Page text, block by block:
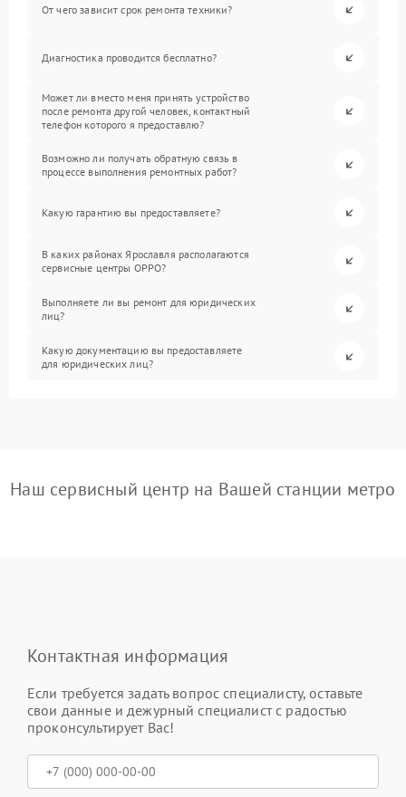
От чего зависит срок ремонта техники?
Диагностика проводится бесплатно?
Может ли вместо меня принять устройство
после ремонта другой человек, контактный
телефон которого я предоставлю?
Возможно ли получать обратную связь в
процессе выполнения ремонтных работ?
Какую гарантию вы предоставляете?
В каких районах Ярославля располагаются
сервисные центры OPPO?
Выполняете ли вы ремонт для юридических
лиц?
Какую документацию вы предоставляете
для юридических лиц?
Наш сервисный центр на Вашей станции метро
Контактная информация
Если требуется задать вопрос специалисту, оставьте
свои данные и дежурный специалист с радостью
проконсультирует Вас!